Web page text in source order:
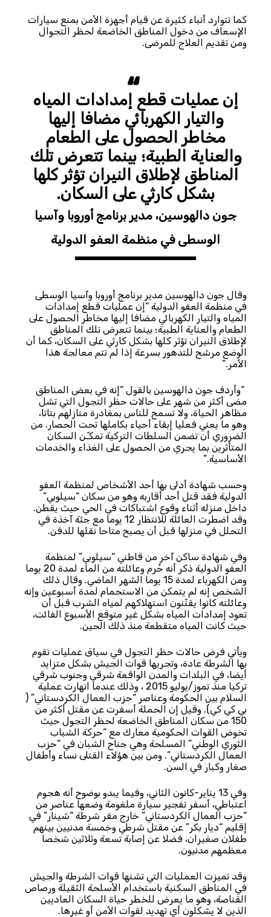
كما تتوارد أنباء كثيرة عن قيام أجهزة الأمن بمنع سيارات
الإسعاف من دخول المناطق الخاضعة لحظر التجوال
ومن تقديم العلاج للمرضى.
إن عمليات قطع إمدادات المياه
والتيار الكهربائي مضافا إليها
مخاطر الحصول على الطعام
والعناية الطبية؛ بينما تتعرض تلك
المناطق لإطلاق النيران تؤثر كلها
بشكل كارثي على السكان.
جون دالهوسين، مدير برنامج أوروبا وآسيا
الوسطى في منظمة العفو الدولية
وقال جون دالهوسين مدير برنامج أوروبا وآسيا الوسطى
في منظمة العفو الدولية “إن عمليات قطع إمدادات
المياه والتيار الكهربائي مضافا إليها مخاطر الحصول على
الطعام والعناية الطبية؛ بينما تتعرض تلك المناطق
لإطلاق النيران تؤثر كلها بشكل كارثي على السكان، كما أن
الوضع مرشح للتدهور بسرعة إذا لم تتم معالجة هذا
الأمر.”
“وأردف جون دالهوسين بالقول “إنه في بعض المناطق
مضى أكثر من شهر على حالات حظر التجول التي تشل
مظاهر الحياة، ولا تسمح للناس بمغادرة منازلهم بتاتا،
وهو ما يعني فعليا إبقاء أحياء بكاملها تحت الحصار. من
الضروري أن تضمن السلطات التركية تمكـّن السكان
المتأثرين بما يجري من الحصول على الغذاء والخدمات
الأساسية.”
وحسب شهادة أدلى بها أحد الأشخاص لمنظمة العفو
الدولية فقد قتل أحد أقاربه وهو من سكان “سيلوبي”
داخل منزله أثناء وقوع اشتباكات في الحي حيث يقطن.
وقد اضطرت العائلة للانتظار 12 يوما مع جثة آخذة في
التحلل في منزلها قبل أن يصبح متاحا نقلها للدفن.
وفي شهادة ساكن آخر من قاطني “سيلوبي” لمنظمة
العفو الدولية ذكر أنه حُرم وعائلته من الماء لمدة 20 يوما
ومن الكهرباء لمدة 15 يوما الشهر الماضي. وقال ذلك
الشخص إنه لم يتمكن من الاستحمام لمدة أسبوعين وإنه
وعائلته كانوا يقنّنون استهلاكهم لمياه الشرب قبل أن
تعود إمدادات المياه بشكل غير متوقع الأسبوع الفائت،
حيث كانت المياه متقطعة منذ ذلك الحين.
ويأتي فرض حالات حظر التجول في سياق عمليات تقوم
بها الشرطة عادة، وتجريها قوات الجيش بشكل متزايد
أيضا، في البلدات والمدن الواقعة شرقي وجنوب شرقي
تركيا منذ تموز/يوليو 2015 ، وذلك عندما انهارت عملية
السلام بين الحكومة وعناصر “حزب العمال الكردستاني” (
بي كي كي). وقيل إن الحملة أسفرت عن مقتل أكثر من
150 من سكان المناطق الخاضعة لحظر التجول حيث
تخوض القوات الحكومية معارك مع “حركة الشباب
الثوري الوطني” المسلحة وهي جناح الشبان في “حزب
العمال الكردستاني”. ومن بين هؤلاء القتلى نساء وأطفال
صغار وكبار في السن.
وفي 13 يناير-كانون الثاني، وفيما يبدو بوضوح أنه هجوم
اعتباطي، أسفر تفجير سيارة ملغومة وضعها عناصر من
“حزب العمال الكردستاني” خارج مقر شرطة “شينار” في
إقليم “ديار بكر” عن مقتل شرطي وخمسة مدنيين بينهم
طفلان صغيران، فضلا عن إصابة تسعة وثلاثين شخصا
معظمهم مدنيون.
وقد تميزت العمليات التي تشنها قوات الشرطة والجيش
في المناطق السكنية باستخدام الأسلحة الثقيلة ورصاص
القناصة، وهو ما يعرض للخطر حياة السكان العاديين
الذين لا يشكلون أي تهديد لقوات الأمن أو غيرها.